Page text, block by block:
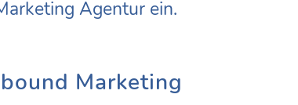
Agentur ein.
Marketing